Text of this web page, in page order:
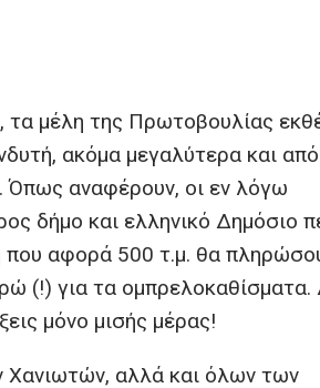
τα μέλη της Πρωτοβουλίας
ακόμα μεγαλύτερα και
Όπως αναφέρουν, οι εν λόγω
δήμο και ελληνικό Δημόσιο
που αφορά 500 τ.μ. θα
(!) για τα
μόνο μισής μέρας!
Χανιωτών, αλλά και όλων των